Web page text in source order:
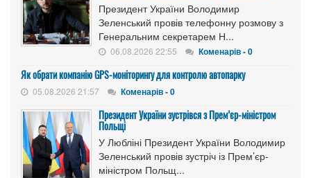
Президент України Володимир
Зеленський провів телефонну розмову з
Генеральним секретарем Н...
06.08.2026 22:55 Коменарів - 0
Як обрати компанію GPS-моніторингу для контролю автопарку
05.08.2026 21:57 Коменарів - 0
Президент України зустрівся з Прем’єр-міністром
Польщі
У Любліні Президент України Володимир
Зеленський провів зустріч із Прем’єр-
міністром Польщ...